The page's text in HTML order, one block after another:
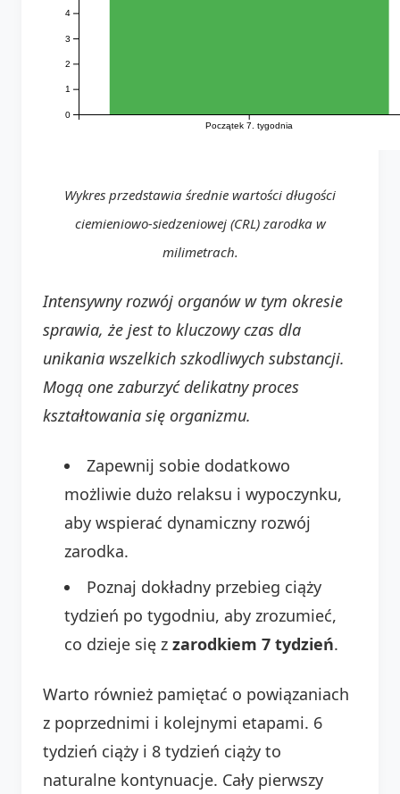
Początek 7. tygodnia
0
1
2
3
4
Wykres przedstawia średnie wartości długości
ciemieniowo-siedzeniowej (CRL) zarodka w
milimetrach.
Intensywny rozwój organów w tym okresie
sprawia, że jest to kluczowy czas dla
unikania wszelkich szkodliwych substancji.
Mogą one zaburzyć delikatny proces
kształtowania się organizmu.
Zapewnij sobie dodatkowo
możliwie dużo relaksu i wypoczynku,
aby wspierać dynamiczny rozwój
zarodka.
Poznaj dokładny przebieg ciąży
tydzień po tygodniu, aby zrozumieć,
co dzieje się z zarodkiem 7 tydzień.
Warto również pamiętać o powiązaniach
z poprzednimi i kolejnymi etapami. 6
tydzień ciąży i 8 tydzień ciąży to
naturalne kontynuacje. Cały pierwszy